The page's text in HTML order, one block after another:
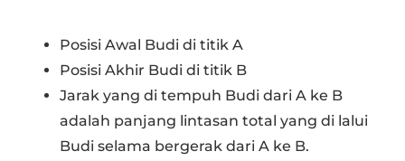
Posisi Awal Budi di titik A
Posisi Akhir Budi di titik B
Jarak yang di tempuh Budi dari A ke B
adalah panjang lintasan total yang di lalui
Budi selama bergerak dari A ke B.